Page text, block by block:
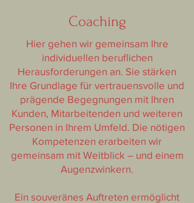
Coaching
Hier gehen wir gemeinsam Ihre
individuellen beruflichen
Herausforderungen an. Sie stärken
Ihre Grundlage für vertrauensvolle und
prägende Begegnungen mit Ihren
Kunden, Mitarbeitenden und weiteren
Personen in Ihrem Umfeld. Die nötigen
Kompetenzen erarbeiten wir
gemeinsam mit Weitblick – und einem
Augenzwinkern.
Ein souveränes Auftreten ermöglicht